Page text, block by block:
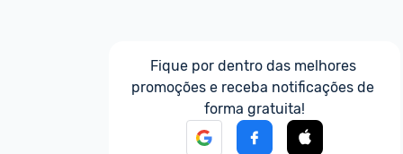
Fique por dentro das melhores
promoções e receba notificações de
forma gratuita!